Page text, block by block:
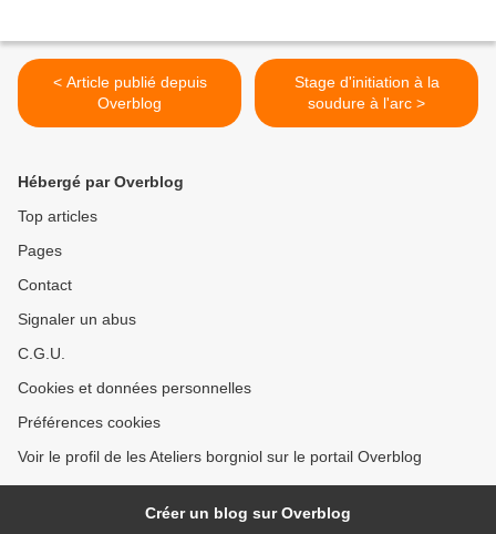
< Article publié depuis
Overblog
Stage d'initiation à la
soudure à l'arc >
Hébergé par Overblog
Top articles
Pages
Contact
Signaler un abus
C.G.U.
Cookies et données personnelles
Préférences cookies
Voir le profil de les Ateliers borgniol sur le portail Overblog
Créer un blog sur Overblog